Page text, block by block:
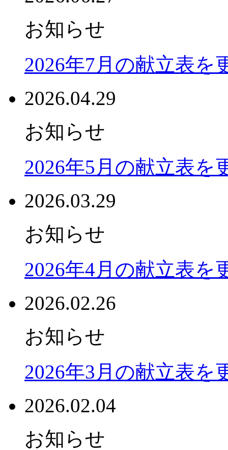
お知らせ
2026年7月の献立表を
2026.04.29
お知らせ
2026年5月の献立表を
2026.03.29
お知らせ
2026年4月の献立表を
2026.02.26
お知らせ
2026年3月の献立表を
2026.02.04
お知らせ